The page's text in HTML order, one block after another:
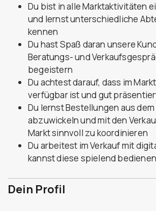
Du bist in alle Marktaktivitäten
und lernst unterschiedliche
kennen
Du hast Spaß daran unsere
Beratungs- und
begeistern
Du achtest darauf, dass im
verfügbar ist und gut
Du lernst Bestellungen aus
abzuwickeln und mit den
Markt sinnvoll zu koordinieren
Du arbeitest im Verkauf mit
kannst diese spielend bedienen
Dein Profil